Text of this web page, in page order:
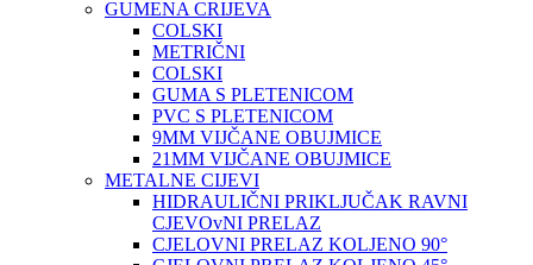
GUMENA CRIJEVA
COLSKI
METRIČNI
COLSKI
GUMA S PLETENICOM
PVC S PLETENICOM
9MM VIJČANE OBUJMICE
21MM VIJČANE OBUJMICE
METALNE CIJEVI
HIDRAULIČNI PRIKLJUČAK RAVNI
CJEVOvNI PRELAZ
CJELOVNI PRELAZ KOLJENO 90°